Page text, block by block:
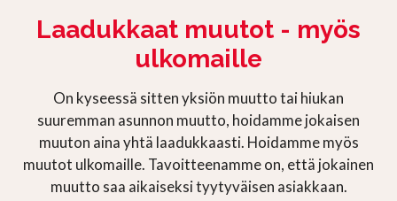
Laadukkaat muutot - myös
ulkomaille
On kyseessä sitten yksiön muutto tai hiukan
suuremman asunnon muutto, hoidamme jokaisen
muuton aina yhtä laadukkaasti. Hoidamme myös
muutot ulkomaille. Tavoitteenamme on, että jokainen
muutto saa aikaiseksi tyytyväisen asiakkaan.